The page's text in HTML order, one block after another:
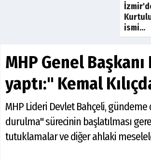
ismi...
MHP Genel
yaptı:" Kemal
MHP Lideri Devlet Bahçeli, gündeme
durulma" sürecinin başlatılması
tutuklamalar ve diğer ahlaki